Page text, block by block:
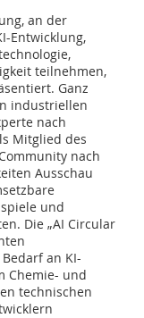
an der
Entwicklung,
teilnehmen,
Ganz
industriellen
nach
Mitglied des
nach
Ausschau
und
Die „AI Circular
an KI-
Chemie- und
technischen